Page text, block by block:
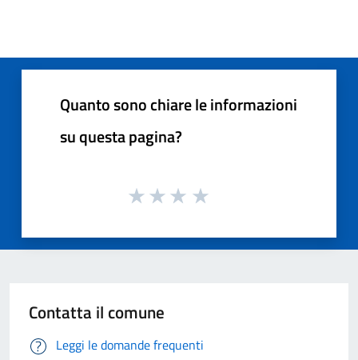
Quanto sono chiare le informazioni
su questa pagina?
Contatta il comune
Leggi le domande frequenti